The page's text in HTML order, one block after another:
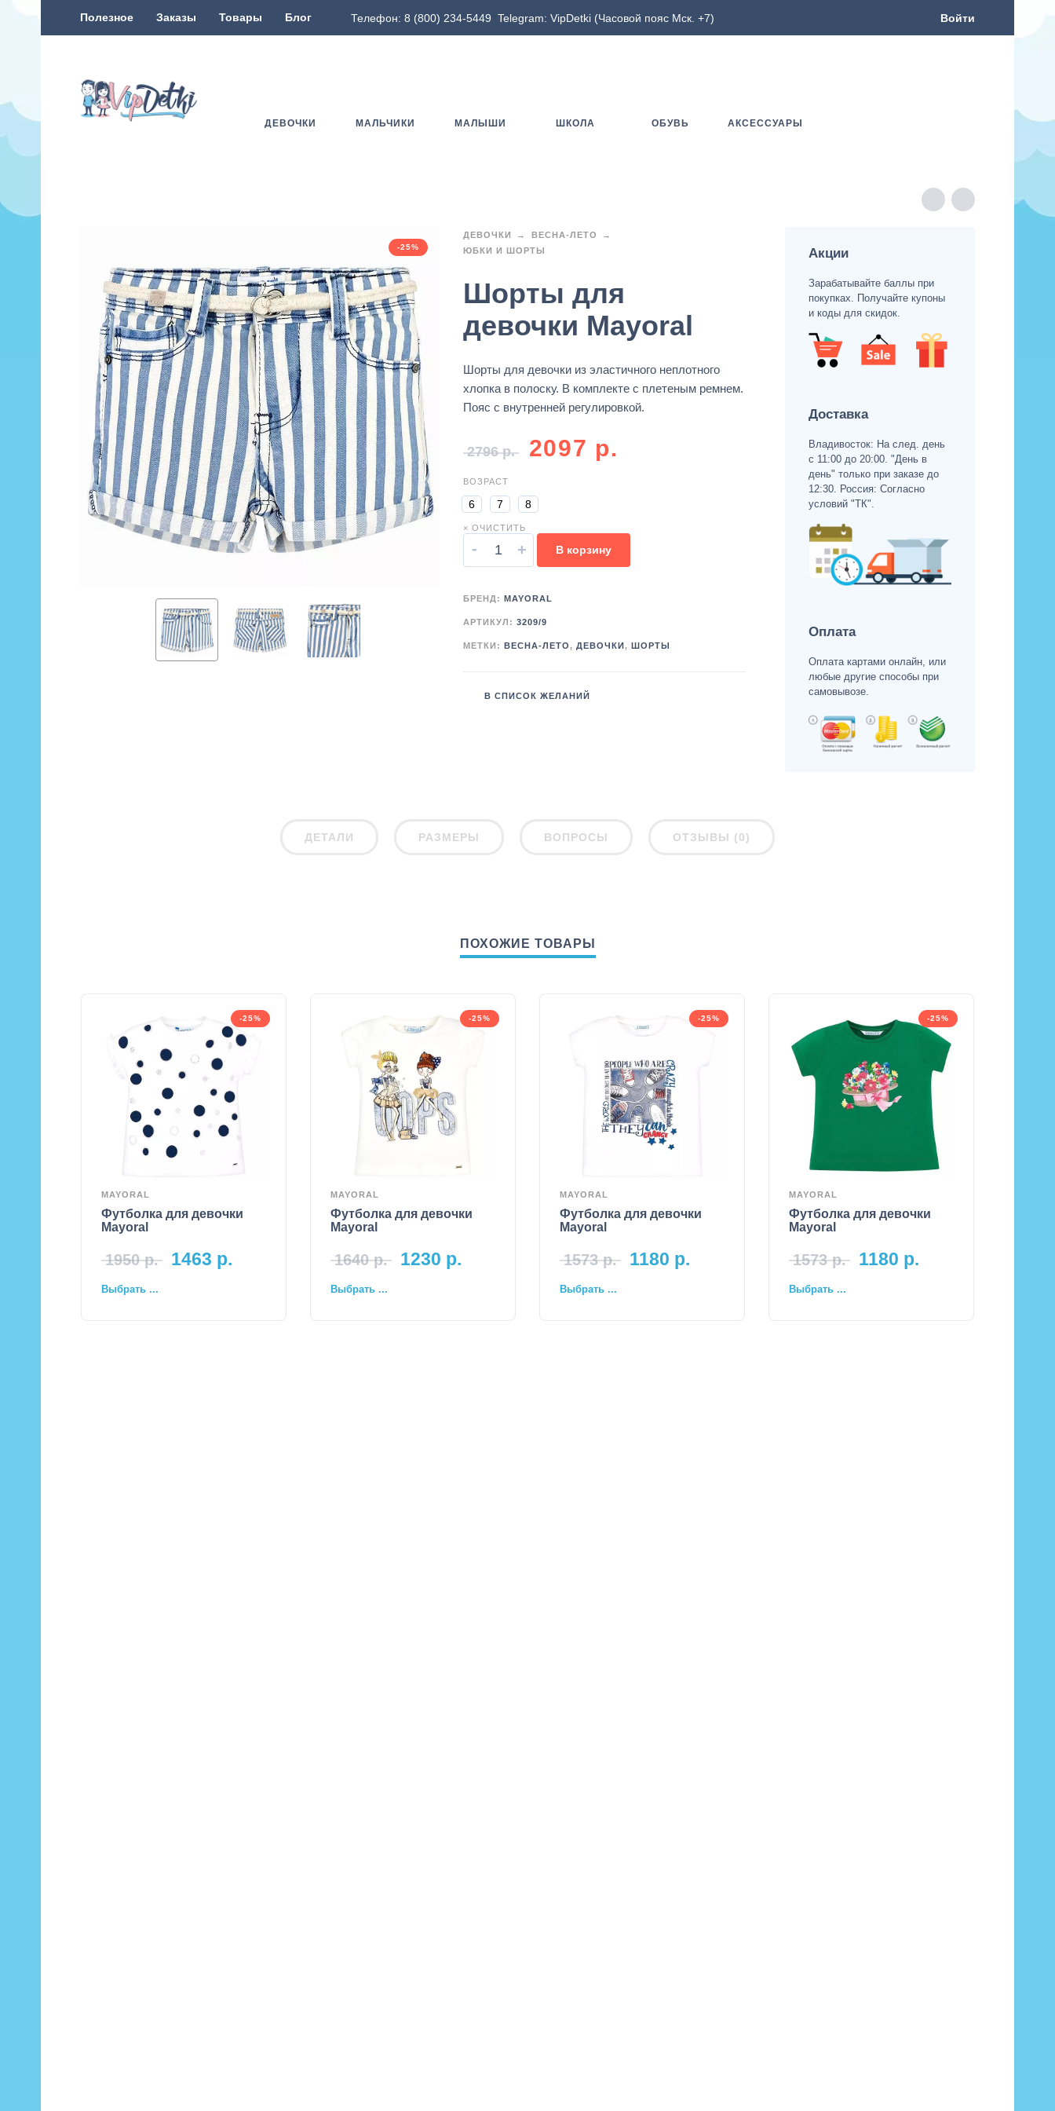
Полезное Заказы Товары Блог Телефон: 8 (800) 234-5449 Telegram: VipDetki (Часовой пояс Мск. +7) Войти
ДЕВОЧКИ МАЛЬЧИКИ МАЛЫШИ ШКОЛА ОБУВЬ АКСЕССУАРЫ
-25%
ДЕВОЧКИ
ВЕСНА-ЛЕТО
ЮБКИ И ШОРТЫ
Шорты для
девочки Mayoral
Шорты для девочки из эластичного неплотного
хлопка в полоску. В комплекте с плетеным ремнем.
Пояс с внутренней регулировкой.
2796р. 2097 р.
ВОЗРАСТ
6 7 8
× ОЧИСТИТЬ
- + В корзину
БРЕНД: MAYORAL
АРТИКУЛ: 3209/9
МЕТКИ: ВЕСНА-ЛЕТО, ДЕВОЧКИ , ШОРТЫ
В СПИСОК ЖЕЛАНИЙ
Акции
Зарабатывайте баллы при
покупках. Получайте купоны
и коды для скидок.
Доставка
Владивосток: На след. день
с 11:00 до 20:00. "День в
день" только при заказе до
12:30. Россия: Согласно
условий "ТК".
Оплата
Оплата картами онлайн, или
любые другие способы при
самовывозе.
ДЕТАЛИ РАЗМЕРЫ ВОПРОСЫ ОТЗЫВЫ (0)
ПОХОЖИЕ ТОВАРЫ
-25%
MAYORAL
Футболка для девочки
Mayoral
1950р. 1463 р.
Выбрать ...
-25%
MAYORAL
Футболка для девочки
Mayoral
1640р. 1230 р.
Выбрать ...
-25%
MAYORAL
Футболка для девочки
Mayoral
1573р. 1180 р.
Выбрать ...
-25%
MAYORAL
Футболка для девочки
Mayoral
1573р. 1180 р.
Выбрать ...